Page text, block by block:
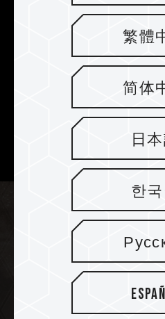
Artesanía de corte
optimiza el
Hecho con una carcasa
usando tecnología de
precisión, forma una
manteniendo un perfil
espacio en el escritorio,
sea tanto elegante como
繁體
简体
日
한